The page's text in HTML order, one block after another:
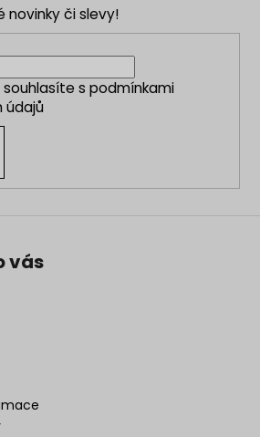
novinky či slevy!
s podmínkami
údajů
vás